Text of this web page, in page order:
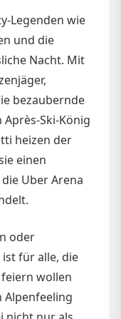
Legenden wie
und die
Nacht. Mit
bezaubernde
Ski-König
heizen der
einen
Uber Arena
oder
für alle, die
wollen
Alpenfeeling